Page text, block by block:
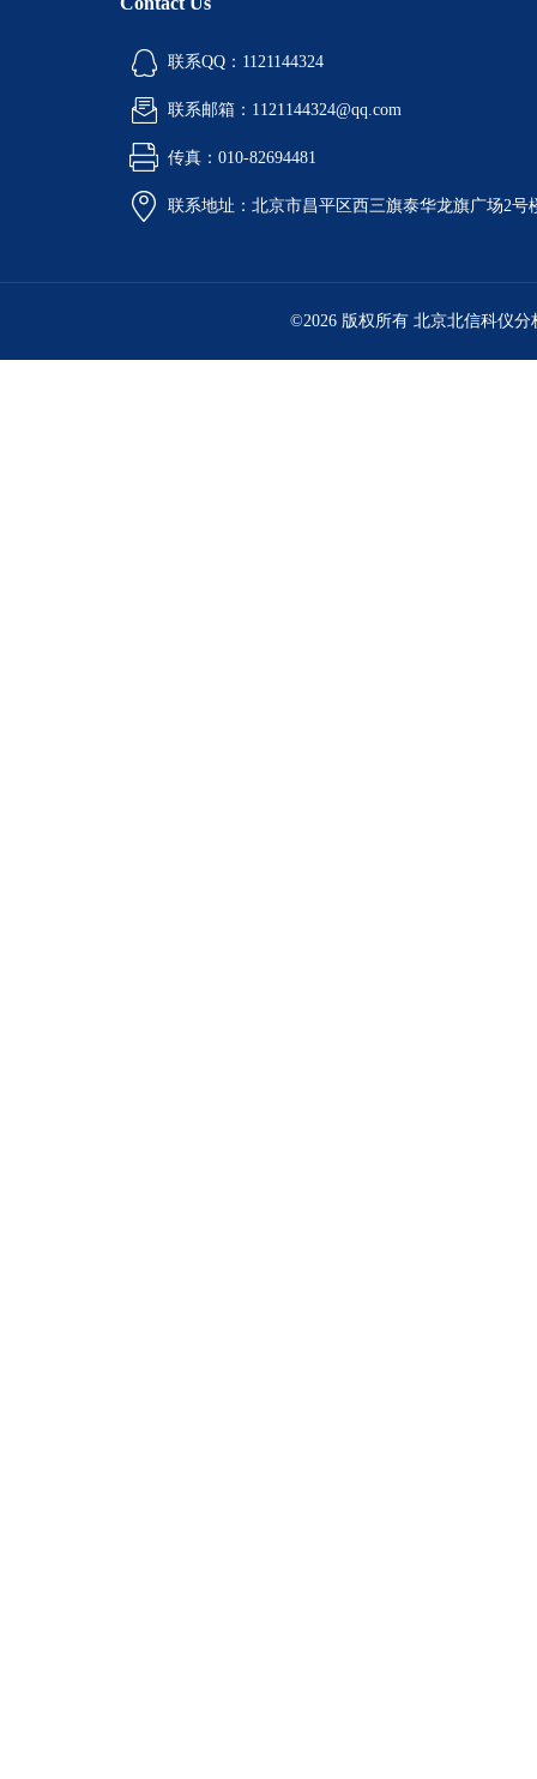
联系QQ：1121144324
联系邮箱：1121144324@qq.com
传真：010-82694481
联系地址：北京市昌平区西三旗泰华龙旗广场2号
©2026 版权所有 北京北信科仪